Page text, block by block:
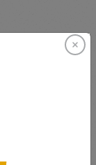
サポートでト
界経済におけ
社は、お客様
境を提供する